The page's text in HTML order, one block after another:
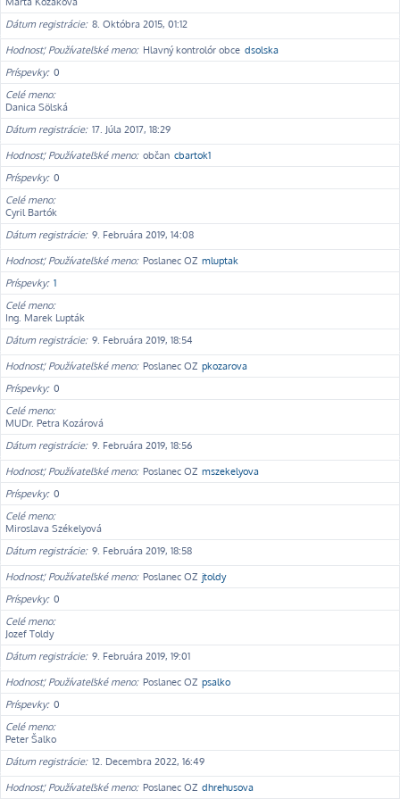
Dátum registrácie 8. Októbra 2015, 01:12
Hodnosť, Používateľské meno Hlavný kontrolór obce dsolska
Príspevky 0
Celé meno
Danica Sölská
Dátum registrácie 17. Júla 2017, 18:29
Hodnosť, Používateľské meno občan cbartok1
Príspevky 0
Celé meno
Cyril Bartók
Dátum registrácie 9. Februára 2019, 14:08
Hodnosť, Používateľské meno Poslanec OZ mluptak
Príspevky 1
Celé meno
Ing. Marek Lupták
Dátum registrácie 9. Februára 2019, 18:54
Hodnosť, Používateľské meno Poslanec OZ pkozarova
Príspevky 0
Celé meno
MUDr. Petra Kozárová
Dátum registrácie 9. Februára 2019, 18:56
Hodnosť, Používateľské meno Poslanec OZ mszekelyova
Príspevky 0
Celé meno
Miroslava Székelyová
Dátum registrácie 9. Februára 2019, 18:58
Hodnosť, Používateľské meno Poslanec OZ jtoldy
Príspevky 0
Celé meno
Jozef Toldy
Dátum registrácie 9. Februára 2019, 19:01
Hodnosť, Používateľské meno Poslanec OZ psalko
Príspevky 0
Celé meno
Peter Šalko
Dátum registrácie 12. Decembra 2022, 16:49
Hodnosť, Používateľské meno Poslanec OZ dhrehusova